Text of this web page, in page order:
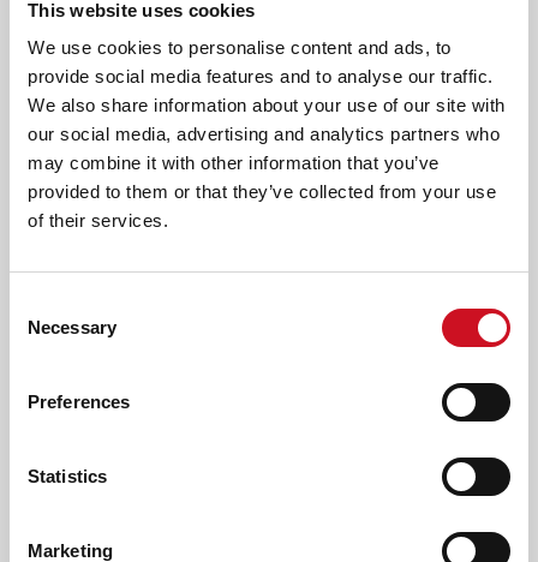
This website uses cookies
We use cookies to personalise content and ads, to
provide social media features and to analyse our traffic.
We also share information about your use of our site with
our social media, advertising and analytics partners who
may combine it with other information that you’ve
provided to them or that they’ve collected from your use
of their services.
Selection
Necessary
Preferences
Statistics
Marketing
Heel lang geleden zei iemand iets waarvan ik schrok:
'gebarentaal gaat verdwijnen, want het is geen taal'. Het
tegendeel is het bewezen. Gelukkig dacht Henri Daniel
Guyot anders en hebben we nu nog toegankelijk onderwijs
voor dove en slechthorende leerlingen. We moeten hier
zuinig mee zijn. Elk jaar vieren we daarom op school ook
zijn verjaardag.